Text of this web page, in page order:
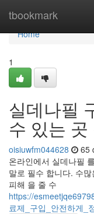
tbookmark
Home
Home
1
실데나필
수 있는 곳
oisiuwfm044628 65
온라인에서 실데나필
말로 필수 합니다. 수
피해 을 줄 수
https://
료제_구입_안전하게_